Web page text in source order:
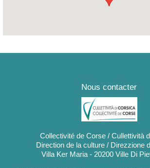
de la grande armée, Résidence Napoléon
Nous contacter
Collectivité de Corse / Cullettività
Direction de la culture / Direzzione
Villa Ker Maria - 20200 Ville Di